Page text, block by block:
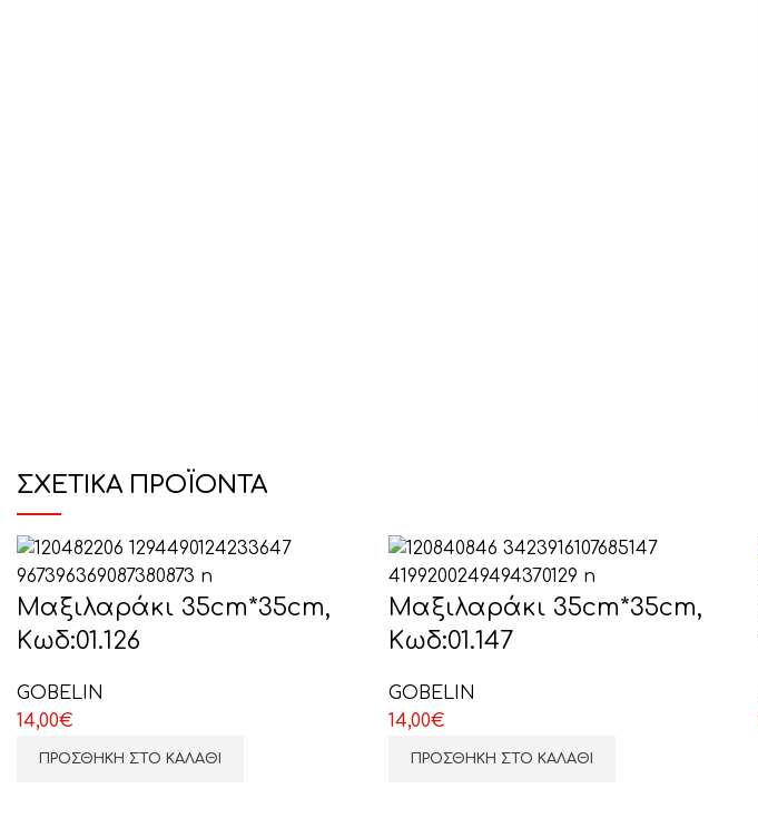
ΣΧΕΤΙΚΆ ΠΡΟΪΌΝΤΑ
Μαξιλαράκι 35cm*35cm,
Κωδ:01.126
GOBELIN
14,00€
ΠΡΟΣΘΉΚΗ ΣΤΟ ΚΑΛΆΘΙ
Μαξιλαράκι 35cm*35cm,
Κωδ:01.147
GOBELIN
14,00€
ΠΡΟΣΘΉΚΗ ΣΤΟ ΚΑΛΆΘΙ